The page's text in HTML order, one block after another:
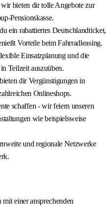
bieten dir tolle Angebote zur
Pensionskasse.
ein rabattiertes Deutschlandticket,
Vorteile beim Fahrradleasing.
Einsatzplanung und die
Teilzeit auszuüben.
dir Vergünstigungen in
Onlineshops.
schaffen - wir feiern unseren
wie beispielsweise
und regionale Netzwerke
einer ansprechenden